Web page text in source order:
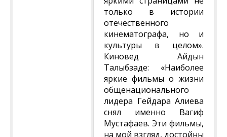
только в истории
отечественного
кинематографа, но и
культуры в целом».
Киновед Айдын
Талыбзаде: «Наиболее
яркие фильмы о жизни
общенационального
лидера Гейдара Алиева
снял именно Вагиф
Мустафаев. Эти фильмы,
на мой взгляд, достойны